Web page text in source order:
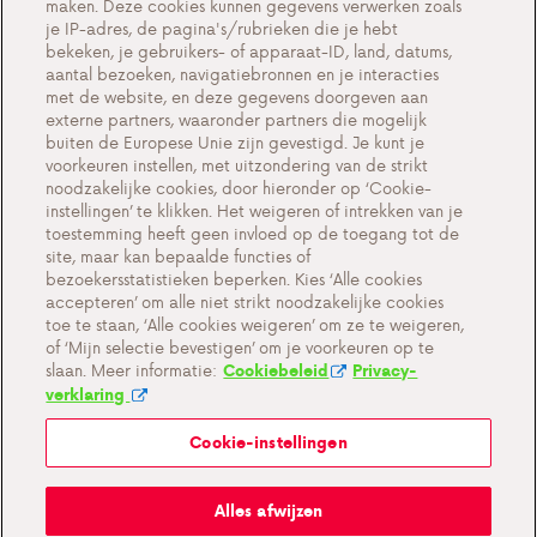
Werken bij Antargaz
Contact
Cookie-instellingen
Belangrijke documenten en algemene
voorwaarden
Privacy en cookiebeleid BE
Mijn Antargaz
maken. Deze cookies kunnen gegevens verwerken zoals
je IP-adres, de pagina's/rubrieken die je hebt
bekeken, je gebruikers- of apparaat-ID, land, datums,
aantal bezoeken, navigatiebronnen en je interacties
met de website, en deze gegevens doorgeven aan
externe partners, waaronder partners die mogelijk
buiten de Europese Unie zijn gevestigd. Je kunt je
voorkeuren instellen, met uitzondering van de strikt
noodzakelijke cookies, door hieronder op ‘Cookie-
instellingen’ te klikken. Het weigeren of intrekken van je
toestemming heeft geen invloed op de toegang tot de
site, maar kan bepaalde functies of
bezoekersstatistieken beperken. Kies ‘Alle cookies
accepteren’ om alle niet strikt noodzakelijke cookies
toe te staan, ‘Alle cookies weigeren’ om ze te weigeren,
of ‘Mijn selectie bevestigen’ om je voorkeuren op te
slaan. Meer informatie: Cookiebeleid
Privacy-
verklaring
Cookie-instellingen
Alles afwijzen